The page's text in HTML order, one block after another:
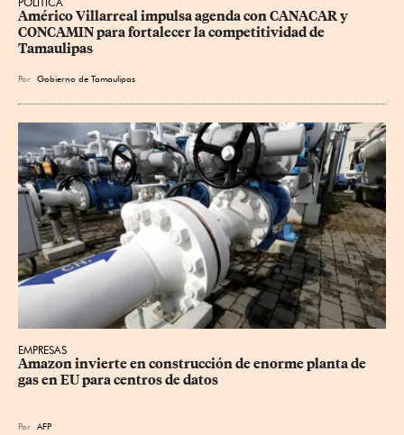
Américo Villarreal impulsa agenda con CANACAR y
CONCAMIN para fortalecer la competitividad de
Tamaulipas
Por Gobierno de Tamaulipas
EMPRESAS
Amazon invierte en construcción de enorme planta de
gas en EU para centros de datos
Por AFP